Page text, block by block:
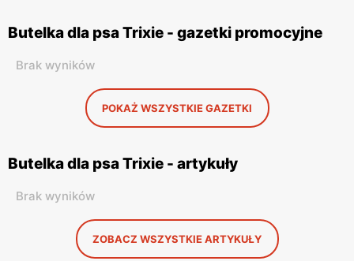
Butelka dla psa Trixie - gazetki promocyjne
Brak wyników
POKAŻ WSZYSTKIE GAZETKI
Butelka dla psa Trixie - artykuły
Brak wyników
ZOBACZ WSZYSTKIE ARTYKUŁY